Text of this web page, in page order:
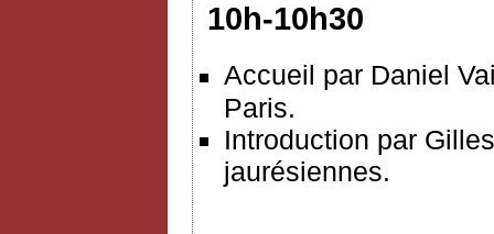
10h-10h30
Accueil par Daniel
Paris.
Introduction par
jaurésiennes.